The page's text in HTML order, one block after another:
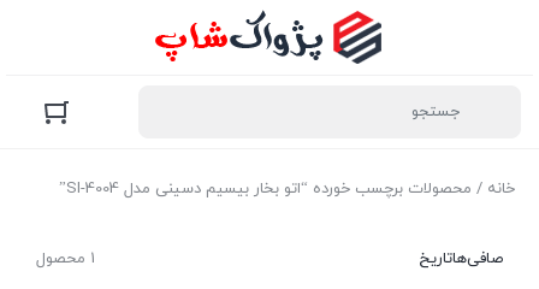
خانه / محصولات برچسب خورده “اتو بخار بیسیم دسینی مدل SI-4004”
1 محصول صافی‌هاتاریخ